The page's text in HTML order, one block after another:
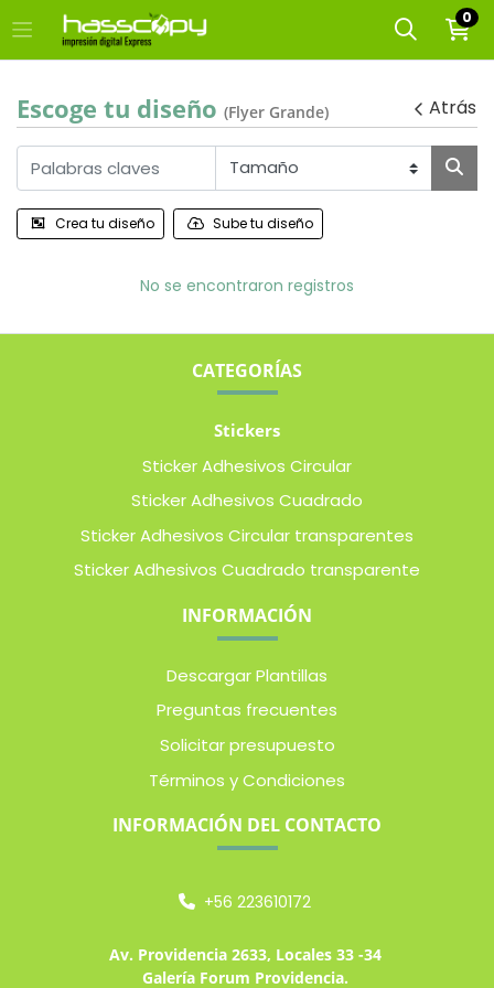
0
Escoge tu diseño (Flyer Grande) Atrás
Crea tu diseño Sube tu diseño
No se encontraron registros
CATEGORÍAS
Stickers
Sticker Adhesivos Circular
Sticker Adhesivos Cuadrado
Sticker Adhesivos Circular transparentes
Sticker Adhesivos Cuadrado transparente
INFORMACIÓN
Descargar Plantillas
Preguntas frecuentes
Solicitar presupuesto
Términos y Condiciones
INFORMACIÓN DEL CONTACTO
+56 223610172
Av. Providencia 2633, Locales 33 -34
Galería Forum Providencia.